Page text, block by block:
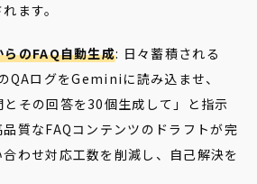
ます。
のFAQ自動生成: 日々蓄積される
ログをGeminiに読み込ませ、
とその回答を30個生成して」と指示
質なFAQコンテンツのドラフトが完
わせ対応工数を削減し、自己解決を